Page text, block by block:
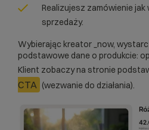
Realizujesz zamówienie jak
sprzedaży.
Wybierając kreator _now,
podstawowe dane o produkcie:
Klient zobaczy na stronie
CTA (wezwanie do działania).